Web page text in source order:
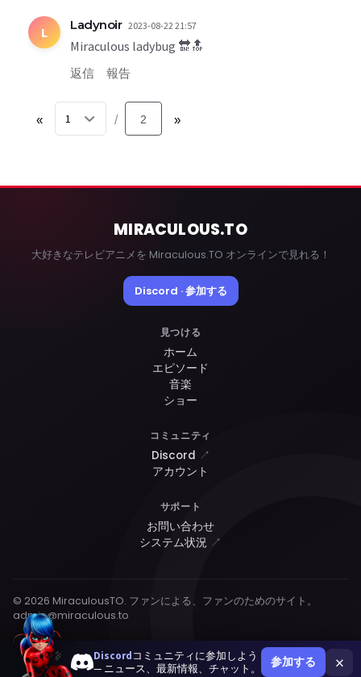
Discordコミュニティに参加しよう
— ニュース、最新情報、チャット。
参加する ×
L Ladynoir 2023-08-22 21:57
Miraculous ladybug 🔛🔝
返信 報告
« / 2 »
MIRACULOUS.TO
大好きなテレビアニメを Miraculous.TO オンラインで見れる！
Discord · 参加する
見つける
ホーム
エピソード
音楽
ショー
コミュニティ
Discord ↗
アカウント
サポート
お問い合わせ
システム状況 ↗
© 2026 MiraculousTO. ファンによる、ファンのためのサイト。
admin@miraculous.to